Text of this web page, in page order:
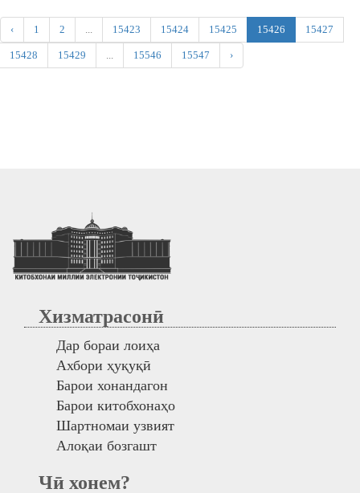
‹ 1 2 ... 15423 15424 15425 15426 15427
15428 15429 ... 15546 15547 ›
Хизматрасонӣ
Дар бораи лоиҳа
Ахбори ҳуқуқӣ
Барои хонандагон
Барои китобхонаҳо
Шартномаи узвият
Алоқаи бозгашт
Чӣ хонем?